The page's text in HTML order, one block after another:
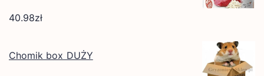
40.98zł
Chomik box DUŻY